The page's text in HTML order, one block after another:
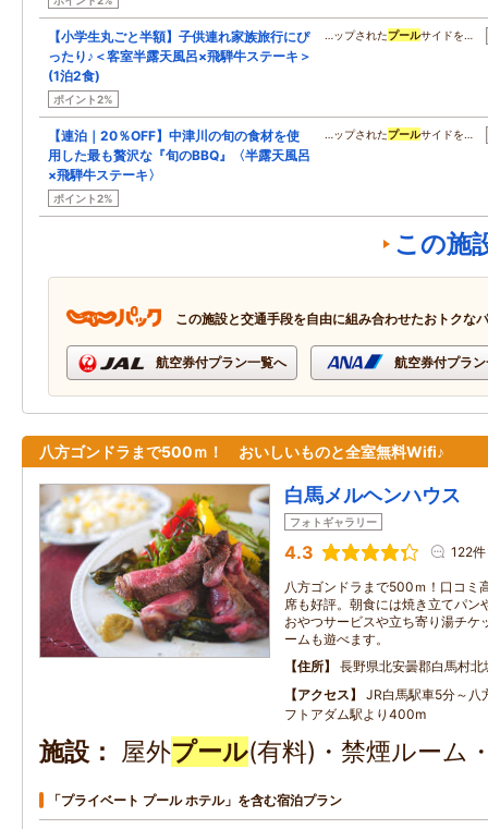
【小学生丸ごと半額】子供連れ家族旅行にぴ
ったり♪＜客室半露天風呂×飛騨牛ステーキ＞
(1泊2食)
ポイント2%
…ップされたプールサイドを…
【連泊｜20％OFF】中津川の旬の食材を使
用した最も贅沢な『旬のBBQ』〈半露天風呂
×飛騨牛ステーキ〉
ポイント2%
…ップされたプールサイドを…
この施
この施設と交通手段を自由に組み合わせたおトクな
航空券付プラン一覧へ 航空券付プラ
八方ゴンドラまで500ｍ！ おいしいものと全室無料Wifi♪
白馬メルヘンハウス
フォトギャラリー
4.3 122件
八方ゴンドラまで500ｍ！口コミ
席も好評。朝食には焼き立てパン
おやつサービスや立ち寄り湯チケ
ームも遊べます。
住所
長野県北安曇郡白馬村
アクセス
JR白馬駅車5分～八
フトアダム駅より400m
施設 屋外プール(有料)・禁煙ルーム
「プライベート プール ホテル」を含む宿泊プラン